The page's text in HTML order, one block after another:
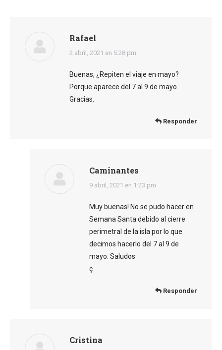
Rafael
dice:
2 abril, 2021 en 5:28 pm
Buenas, ¿Repiten el viaje en mayo?
Porque aparece del 7 al 9 de mayo.
Gracias.
Responder
Caminantes
dice:
9 abril, 2021 en 1:23 pm
Muy buenas! No se pudo hacer en
Semana Santa debido al cierre
perimetral de la isla por lo que
decimos hacerlo del 7 al 9 de
mayo. Saludos
ç
Responder
Cristina